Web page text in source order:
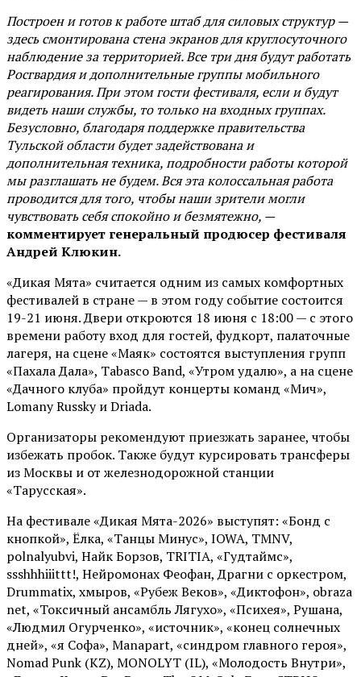
Построен и готов к работе штаб для силовых структур —
здесь смонтирована стена экранов для круглосуточного
наблюдение за территорией. Все три дня будут работать
Росгвардия и дополнительные группы мобильного
реагирования. При этом гости фестиваля, если и будут
видеть наши службы, то только на входных группах.
Безусловно, благодаря поддержке правительства
Тульской области будет задействована и
дополнительная техника, подробности работы которой
мы разглашать не будем. Вся эта колоссальная работа
проводится для того, чтобы наши зрители могли
чувствовать себя спокойно и безмятежно, —
комментирует генеральный продюсер фестиваля
Андрей Клюкин.
«Дикая Мята» считается одним из самых комфортных
фестивалей в стране — в этом году событие состоится
19-21 июня. Двери откроются 18 июня с 18:00 — с этого
времени работу вход для гостей, фудкорт, палаточные
лагеря, на сцене «Маяк» состоятся выступления групп
«Пахала Дала», Tabasco Band, «Утром удалю», а на сцене
«Дачного клуба» пройдут концерты команд «Мич»,
Lomany Russky и Driada.
Организаторы рекомендуют приезжать заранее, чтобы
избежать пробок. Также будут курсировать трансферы
из Москвы и от железнодорожной станции
«Тарусская».
На фестивале «Дикая Мята-2026» выступят: «Бонд с
кнопкой», Ёлка, «Танцы Минус», IOWA, TMNV,
polnalyubvi, Найк Борзов, TRITIA, «Гудтаймс»,
ssshhhiiittt!, Нейромонах Феофан, Драгни с оркестром,
Drummatix, хмыров, «Рубеж Веков», «Диктофон», obraza
net, «Токсичный ансамбль Лягухо», «Психея», Рушана,
«Людмил Огурченко», «источник», «конец солнечных
дней», «я Софа», Manapart, «синдром главного героя»,
Nomad Punk (KZ), MONOLYT (IL), «Молодость Внутри»,